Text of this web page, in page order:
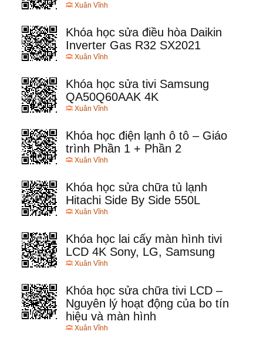
Xuân Vĩnh
Khóa học sửa điều hòa Daikin
Inverter Gas R32 SX2021
Xuân Vĩnh
Khóa học sửa tivi Samsung
QA50Q60AAK 4K
Xuân Vĩnh
Khóa học điện lạnh ô tô – Giáo
trình Phần 1 + Phần 2
Xuân Vĩnh
Khóa học sửa chữa tủ lạnh
Hitachi Side By Side 550L
Xuân Vĩnh
Khóa học lai cấy màn hình tivi
LCD 4K Sony, LG, Samsung
Xuân Vĩnh
Khóa học sửa chữa tivi LCD –
Nguyên lý hoạt động của bo tín
hiệu và màn hình
Xuân Vĩnh